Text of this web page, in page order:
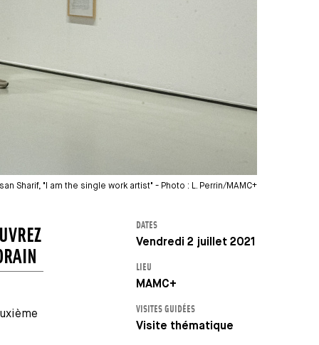
Sharif, "I am the single work artist" - Photo : L. Perrin/MAMC+
DATES
Vendredi 2 juillet 2021
LIEU
MAMC+
VISITES GUIDÉES
Visite thématique